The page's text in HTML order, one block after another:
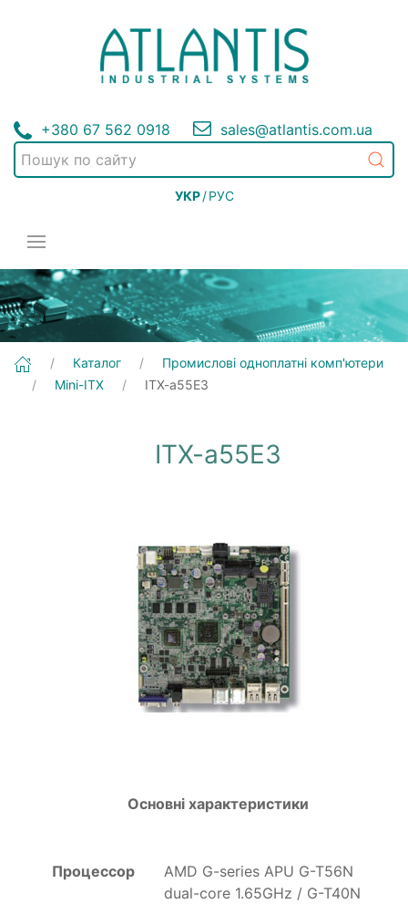
+380 67 562 0918 sales@atlantis.com.ua
УКР / РУС
Каталог
Промислові одноплатні комп'ютери
Mini-ITX
ITX-a55E3
ITX-a55E3
Основні характеристики
Процессор
AMD G-series APU G-T56N
dual-core 1.65GHz / G-T40N